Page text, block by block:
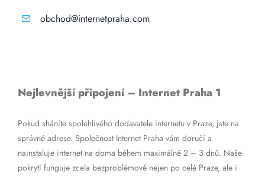
obchod@internetpraha.com
Nejlevnější připojení – Internet Praha 1
Pokud sháníte spolehlivého dodavatele internetu v Praze, jste na
správné adrese. Společnost Internet Praha vám doručí a
nainstaluje internet na doma během maximálně 2 – 3 dnů. Naše
pokrytí funguje zcela bezproblémově nejen po celé Praze, ale i